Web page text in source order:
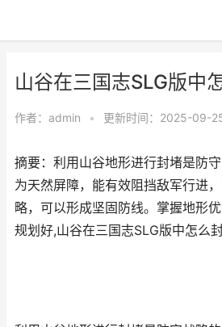
山谷在三国志SLG版中
作者： admin • 更新时间：2025-09-
摘要：利用山谷地形进行封堵是防
为天然屏障，能有效阻挡敌军行进
略，可以形成坚固防线。掌握地形
规划好,山谷在三国志SLG版中怎么